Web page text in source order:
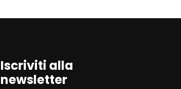
Iscriviti alla
newsletter